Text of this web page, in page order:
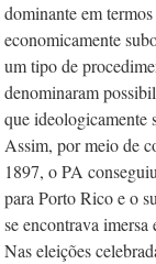
dominante em
economicamente
um tipo de
denominaram
que ideologicamente
Assim, por meio de
1897, o PA
para Porto Rico e o
se encontrava
Nas eleições